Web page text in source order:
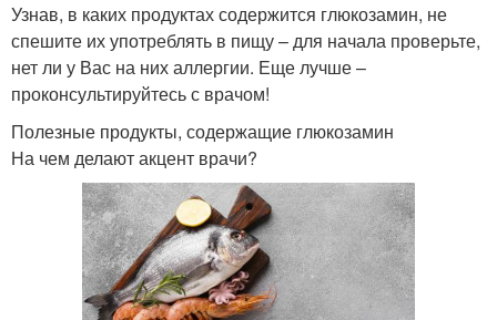
Узнав, в каких продуктах содержится глюкозамин, не
спешите их употреблять в пищу – для начала проверьте,
нет ли у Вас на них аллергии. Еще лучше –
проконсультируйтесь с врачом!
Полезные продукты, содержащие глюкозамин
На чем делают акцент врачи?